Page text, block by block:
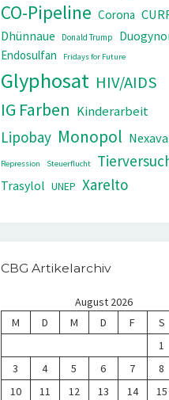
CO-Pipeline Corona
Dhünnaue Donald Trump
Endosulfan
Fridays for Future
Glyphosat HIV/AIDS
IG Farben Kinderarbeit
Lipobay Monopol
Repression Steuerflucht
Trasylol UNEP Xarelto
CBG Artikelarchiv
August 2026
M
D M D F S
1
3
4 5 6 7 8
10
11 12 13 14 15